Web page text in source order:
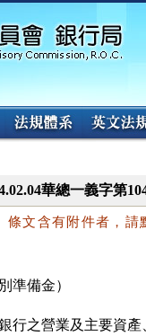
華總一義字第
條文含有附件者，請
準備金）
行之營業及主要資